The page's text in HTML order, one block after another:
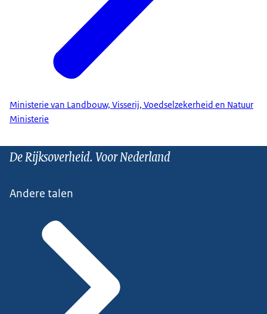
Ministerie van Landbouw, Visserij, Voedselzekerheid en Natuur
Ministerie
De Rijksoverheid. Voor Nederland
Andere talen